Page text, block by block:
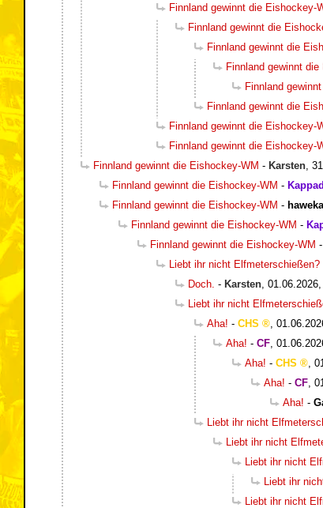
Finnland gewinnt die Eishockey-
Finnland gewinnt die
Finnland gewinnt die
Finnland gewinnt
Finnland
Finnland gewinnt die
Finnland gewinnt die Eishockey-
Finnland gewinnt die Eishockey-
Finnland gewinnt die Eishockey-WM - Karsten
Finnland gewinnt die Eishockey-WM -
Finnland gewinnt die Eishockey-WM - haweka
Finnland gewinnt die Eishockey-WM -
Finnland gewinnt die Eishockey-WM -
Liebt ihr nicht Elfmeterschießen?
Doch. - Karsten
Liebt ihr nicht
Aha! - CHS
Aha! - CF
Aha! - CHS
Aha! - CF
Aha! -
Liebt ihr nicht
Liebt ihr nicht
Liebt ihr nicht
Liebt ihr
Liebt ihr nicht